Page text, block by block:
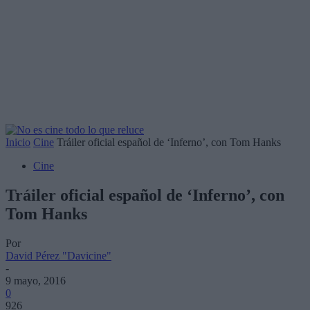
Inicio Cine Tráiler oficial español de ‘Inferno’, con Tom Hanks
Cine
Tráiler oficial español de ‘Inferno’, con
Tom Hanks
Por
David Pérez "Davicine"
-
9 mayo, 2016
0
926